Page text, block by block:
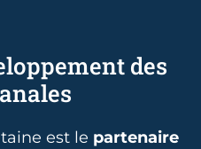
des
est le partenaire